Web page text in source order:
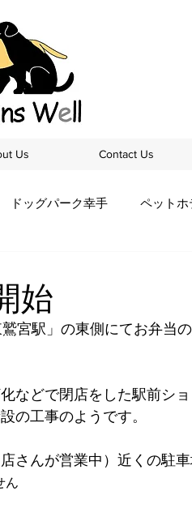
Us Contact Us
ドッグパーク幸手 ペットホ
始
宮駅」の東側にてお弁当
などで閉店をした駅前シ
の工事のようです。
さんが営業中）近くの駐
ん